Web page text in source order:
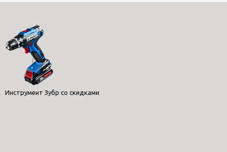
Инструмент Зубр со скидками